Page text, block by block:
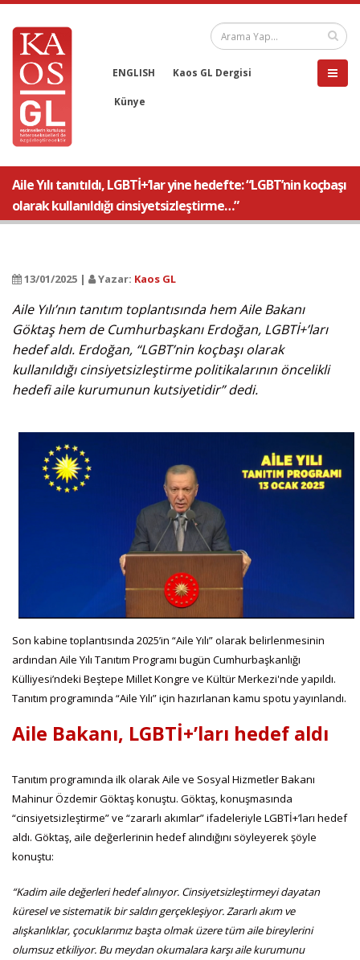
ENGLISH Kaos GL Dergisi
Künye
Aile Yılı tanıtıldı, LGBTİ+’lar yine hedefte: “LGBT’nin koçbaşı
olarak kullanıldığı cinsiyetsizleştirme…”
13/01/2025 | Yazar: Kaos GL
Aile Yılı’nın tanıtım toplantısında hem Aile Bakanı
Göktaş hem de Cumhurbaşkanı Erdoğan, LGBTİ+’ları
hedef aldı. Erdoğan, “LGBT’nin koçbaşı olarak
kullanıldığı cinsiyetsizleştirme politikalarının öncelikli
hedefi aile kurumunun kutsiyetidir” dedi.
Son kabine toplantısında 2025’in “Aile Yılı” olarak belirlenmesinin
ardından Aile Yılı Tanıtım Programı bugün Cumhurbaşkanlığı
Külliyesi’ndeki Beştepe Millet Kongre ve Kültür Merkezi'nde yapıldı.
Tanıtım programında “Aile Yılı” için hazırlanan kamu spotu yayınlandı.
Aile Bakanı, LGBTİ+’ları hedef aldı
Tanıtım programında ilk olarak Aile ve Sosyal Hizmetler Bakanı
Mahinur Özdemir Göktaş konuştu. Göktaş, konuşmasında
“cinsiyetsizleştirme” ve “zararlı akımlar” ifadeleriyle LGBTİ+’ları hedef
aldı. Göktaş, aile değerlerinin hedef alındığını söyleyerek şöyle
konuştu:
“Kadim aile değerleri hedef alınıyor. Cinsiyetsizleştirmeyi dayatan
küresel ve sistematik bir saldırı gerçekleşiyor. Zararlı akım ve
alışkanlıklar, çocuklarımız başta olmak üzere tüm aile bireylerini
olumsuz etkiliyor. Bu meydan okumalara karşı aile kurumunu